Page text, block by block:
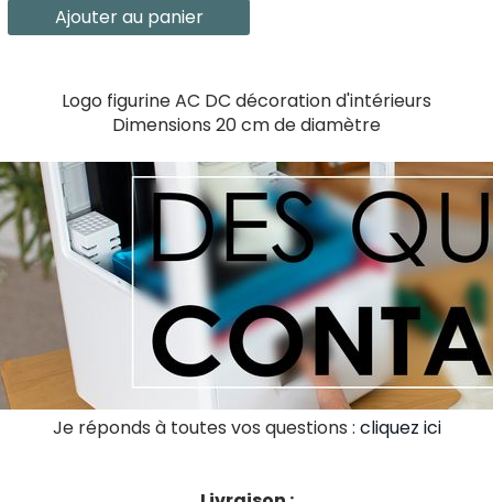
Ajouter au panier
Logo figurine AC DC décoration d'intérieurs
Dimensions 20 cm de diamètre
Je réponds à toutes vos questions : cliquez ici